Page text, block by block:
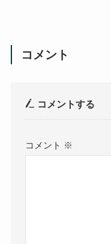
コメント
コメントする
コメント ※